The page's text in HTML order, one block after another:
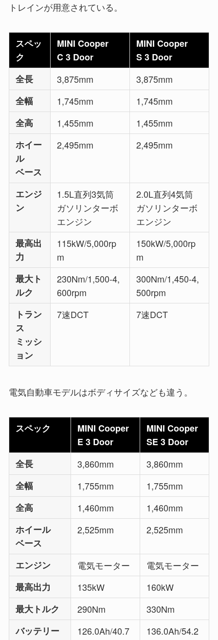
トレインが用意されている。
スペッ
ク
MINI Cooper
C 3 Door
MINI Cooper
S 3 Door
全長
3,875mm
3,875mm
全幅
1,745mm
1,745mm
全高
1,455mm
1,455mm
ホイー
ル
ベース
2,495mm 2,495mm
エンジ
ン
1.5L直列3気筒
ガソリンターボ
エンジン
2.0L直列4気筒
ガソリンターボ
エンジン
最高出
力
115kW/5,000rp
m
150kW/5,000rp
m
最大ト
ルク
230Nm/1,500-4,
600rpm
300Nm/1,450-4,
500rpm
トラン
ス
ミッシ
ョン
7速DCT 7速DCT
電気自動車モデルはボディサイズなども違う。
スペック
MINI Cooper
E 3 Door
MINI Cooper
SE 3 Door
全長
3,860mm
3,860mm
全幅
1,755mm
1,755mm
全高
1,460mm
1,460mm
ホイール
ベース
2,525mm 2,525mm
エンジン 電気モーター
電気モーター
最高出力
135kW
160kW
最大トルク
290Nm
330Nm
バッテリー
126.0Ah/40.7
136.0Ah/54.2